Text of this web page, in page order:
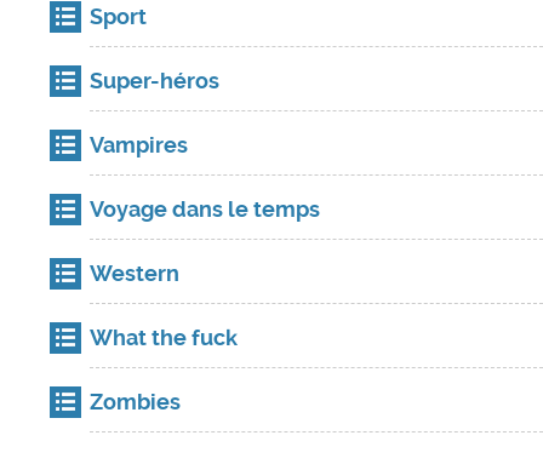
Sport
Super-héros
Vampires
Voyage dans le temps
Western
What the fuck
Zombies